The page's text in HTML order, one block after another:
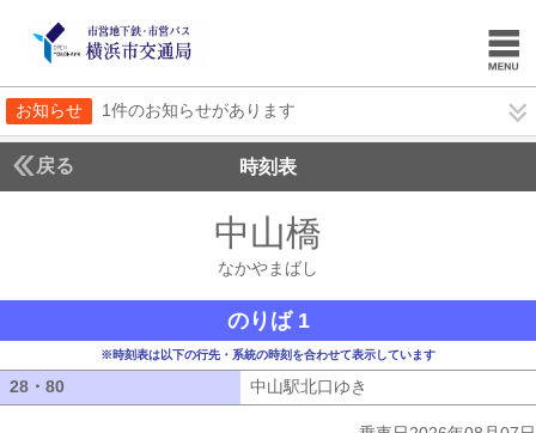
お知らせ 1件のお知らせがあります
戻る 時刻表
中山橋
なかやまばし
のりば 1
※時刻表は以下の行先・系統の時刻を合わせて表示しています
28・80 中山駅北口ゆき